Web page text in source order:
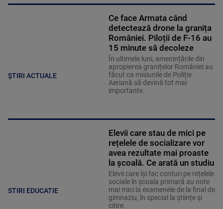
ȘTIRI ACTUALE
Ce face Armata când
detectează drone la granița
României. Piloții de F-16 au
15 minute să decoleze
În ultimele luni, amenințările din
apropierea granițelor României au
făcut ca misiunile de Poliție
Aeriană să devină tot mai
importante.
STIRI EDUCATIE
Elevii care stau de mici pe
rețelele de socializare vor
avea rezultate mai proaste
la școală. Ce arată un studiu
Elevii care îşi fac conturi pe rețelele
sociale în școala primară au note
mai mici la examenele de la final de
gimnaziu, în special la științe și
citire.